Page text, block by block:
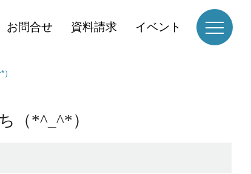
お問合せ 資料請求 イベント
（*^_^*）